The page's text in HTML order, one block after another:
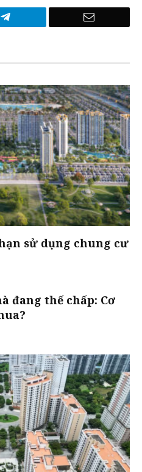
Telegram Email
sử dụng chung cư
đang thế chấp: Cơ